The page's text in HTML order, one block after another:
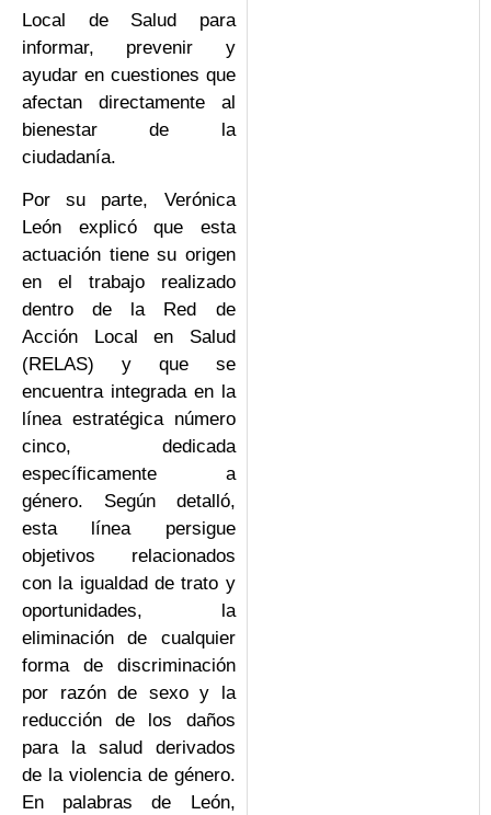
Local de Salud para
informar, prevenir y
ayudar en cuestiones que
afectan directamente al
bienestar de la
ciudadanía.
Por su parte, Verónica
León explicó que esta
actuación tiene su origen
en el trabajo realizado
dentro de la Red de
Acción Local en Salud
(RELAS) y que se
encuentra integrada en la
línea estratégica número
cinco, dedicada
específicamente a
género. Según detalló,
esta línea persigue
objetivos relacionados
con la igualdad de trato y
oportunidades, la
eliminación de cualquier
forma de discriminación
por razón de sexo y la
reducción de los daños
para la salud derivados
de la violencia de género.
En palabras de León,